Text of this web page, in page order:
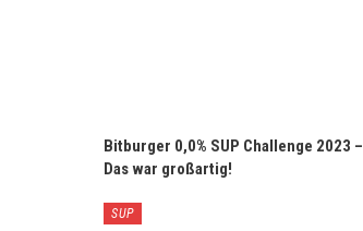
Bitburger 0,0% SUP Challenge 2023 –
Das war großartig!
SUP